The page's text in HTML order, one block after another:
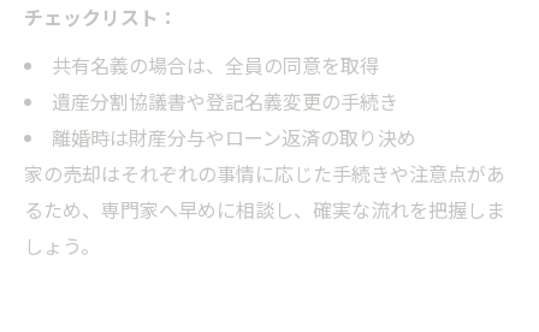
チェックリスト：
共有名義の場合は、全員の同意を取得
遺産分割協議書や登記名義変更の手続き
離婚時は財産分与やローン返済の取り決め
家の売却はそれぞれの事情に応じた手続きや注意点があ
るため、専門家へ早めに相談し、確実な流れを把握しま
しょう。